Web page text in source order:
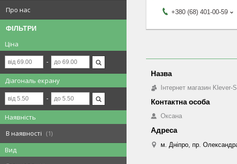
Про нас
ФІЛЬТРИ
Ціна
Діагональ екрану
Наявність
В наявності
1
Вид
+380 (68) 401-00-59
Інтернет магазин Klever-
Оксана
м. Дніпро, пр.